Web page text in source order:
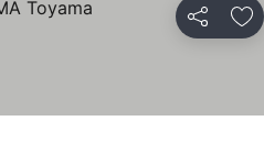
Partilhar